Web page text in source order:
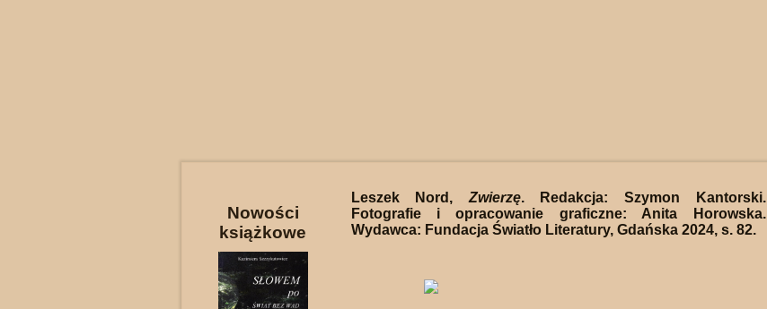
Nowości
książkowe
Leszek Nord, Zwierzę. Redakcja: Szymon Kantorski.
Fotografie i opracowanie graficzne: Anita Horowska.
Wydawca: Fundacja Światło Literatury, Gdańska 2024, s. 82.